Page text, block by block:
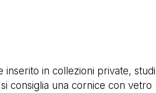
in collezioni private,
consiglia una cornice con vetro